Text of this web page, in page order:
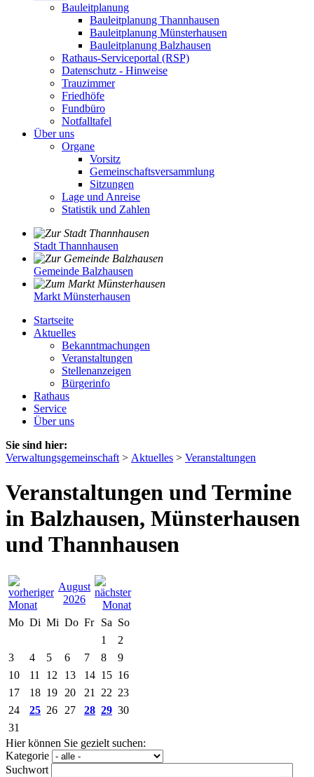
Bauleitplanung
Bauleitplanung Thannhausen
Bauleitplanung Münsterhausen
Bauleitplanung Balzhausen
Rathaus-Serviceportal (RSP)
Datenschutz - Hinweise
Trauzimmer
Friedhöfe
Fundbüro
Notfalltafel
Über uns
Organe
Vorsitz
Gemeinschaftsversammlung
Sitzungen
Lage und Anreise
Statistik und Zahlen
Stadt Thannhausen
Gemeinde Balzhausen
Markt Münsterhausen
Startseite
Aktuelles
Bekanntmachungen
Veranstaltungen
Stellenanzeigen
Bürgerinfo
Rathaus
Service
Über uns
Sie sind hier:
Verwaltungsgemeinschaft > Aktuelles > Veranstaltungen
Veranstaltungen und Termine
in Balzhausen, Münsterhausen
und Thannhausen
August
2026
Mo Di Mi Do Fr Sa So
1
2
3
4 5 6 7 8
9
10
11 12 13 14 15 16
17
18 19 20 21 22 23
24
25 26 27 28 29 30
31
Hier können Sie gezielt suchen:
Kategorie
Suchwort